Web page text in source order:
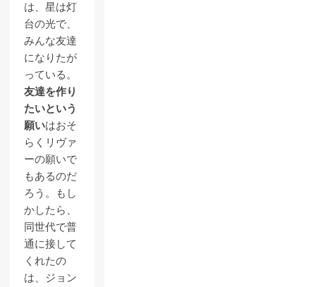
は、星は灯
台の光で、
みんな友達
になりたが
っている。
友達を作り
たいという
願いはおそ
らくリヴァ
ーの願いで
もあるのだ
ろう。もし
かしたら、
同世代で普
通に接して
くれたの
は、ジョン